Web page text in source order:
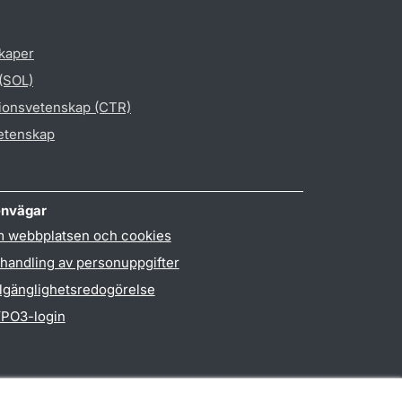
(CTR)
webbplatsen och cookies
av personuppgifter
login